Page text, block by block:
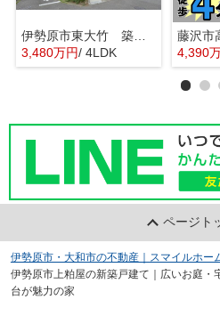
伊勢原市東大竹 築浅中古住宅
3,480万円/ 4LDK
4,390
ページト
伊勢原市・大和市の不動産｜スマイルホー
伊勢原市上粕屋の新築戸建て｜広いお庭・
台が魅力の家